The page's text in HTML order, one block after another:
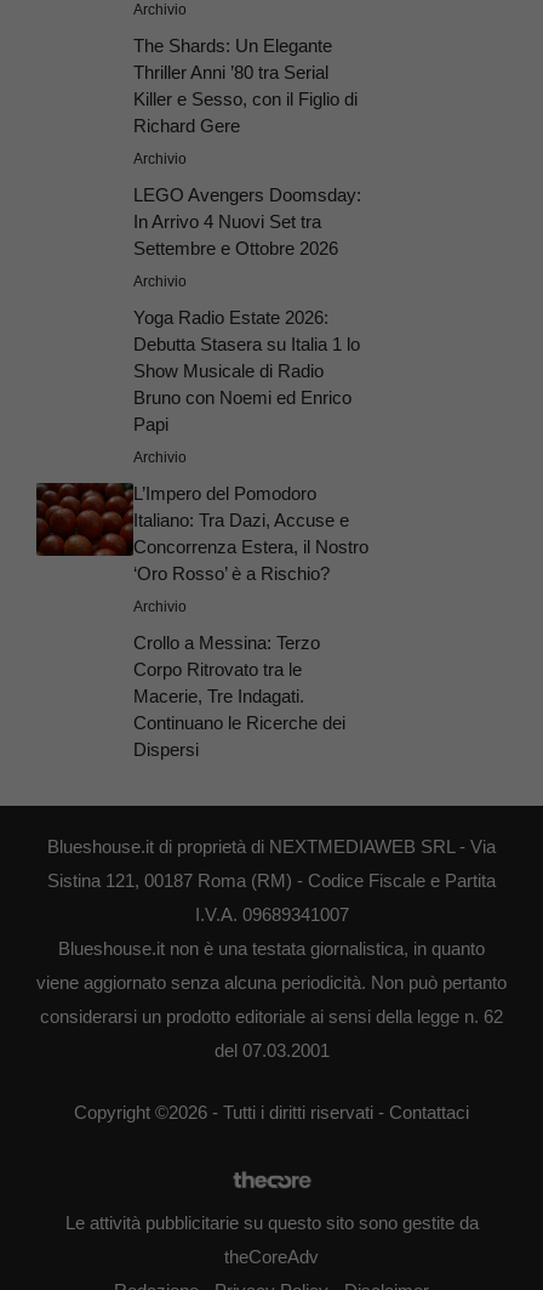
Archivio
The Shards: Un Elegante
Thriller Anni ’80 tra Serial
Killer e Sesso, con il Figlio di
Richard Gere
Archivio
LEGO Avengers Doomsday:
In Arrivo 4 Nuovi Set tra
Settembre e Ottobre 2026
Archivio
Yoga Radio Estate 2026:
Debutta Stasera su Italia 1 lo
Show Musicale di Radio
Bruno con Noemi ed Enrico
Papi
Archivio
L’Impero del Pomodoro
Italiano: Tra Dazi, Accuse e
Concorrenza Estera, il Nostro
‘Oro Rosso’ è a Rischio?
Archivio
Crollo a Messina: Terzo
Corpo Ritrovato tra le
Macerie, Tre Indagati.
Continuano le Ricerche dei
Dispersi
Blueshouse.it di proprietà di NEXTMEDIAWEB SRL - Via
Sistina 121, 00187 Roma (RM) - Codice Fiscale e Partita
I.V.A. 09689341007
Blueshouse.it non è una testata giornalistica, in quanto
viene aggiornato senza alcuna periodicità. Non può pertanto
considerarsi un prodotto editoriale ai sensi della legge n. 62
del 07.03.2001
Copyright ©2026 - Tutti i diritti riservati - Contattaci
Le attività pubblicitarie su questo sito sono gestite da
theCoreAdv